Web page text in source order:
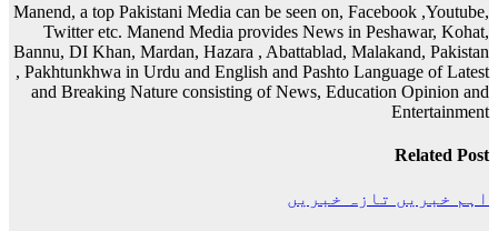
Manend, a top Pakistani Media can be seen on, Facebook ,Youtube,
Twitter etc. Manend Media provides News in Peshawar, Kohat,
Bannu, DI Khan, Mardan, Hazara , Abattablad, Malakand, Pakistan
, Pakhtunkhwa in Urdu and English and Pashto Language of Latest
and Breaking Nature consisting of News, Education Opinion and
Entertainment
Related Post
اہم خبریں تازہ خبریں